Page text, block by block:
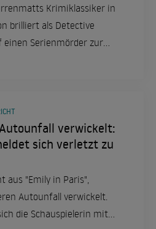
Krimiklassiker in
brilliert als Detective
einen Serienmörder zur
Psychodrama, das
verwickelt:
sich verletzt zu
aus "Emily in Paris",
Autounfall verwickelt.
die Schauspielerin mit